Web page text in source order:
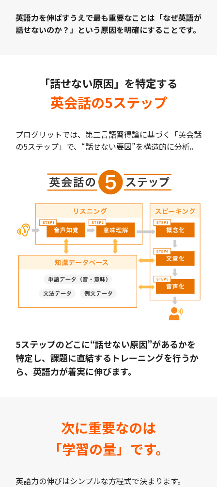
英語力を伸ばすうえで最も重要なことは「なぜ英語が
話せないのか？」という原因を明確にすることです。
「話せない原因」を特定する
英会話の5ステップ
プログリットでは、第二言語習得論に基づく「英会話
の5ステップ」で、“話せない要因”を構造的に分析。
5ステップのどこに“話せない原因”があるかを
特定し、課題に直結するトレーニングを行うか
ら、英語力が着実に伸びます。
次に重要なのは
「学習の量」です。
英語力の伸びはシンプルな方程式で決まります。